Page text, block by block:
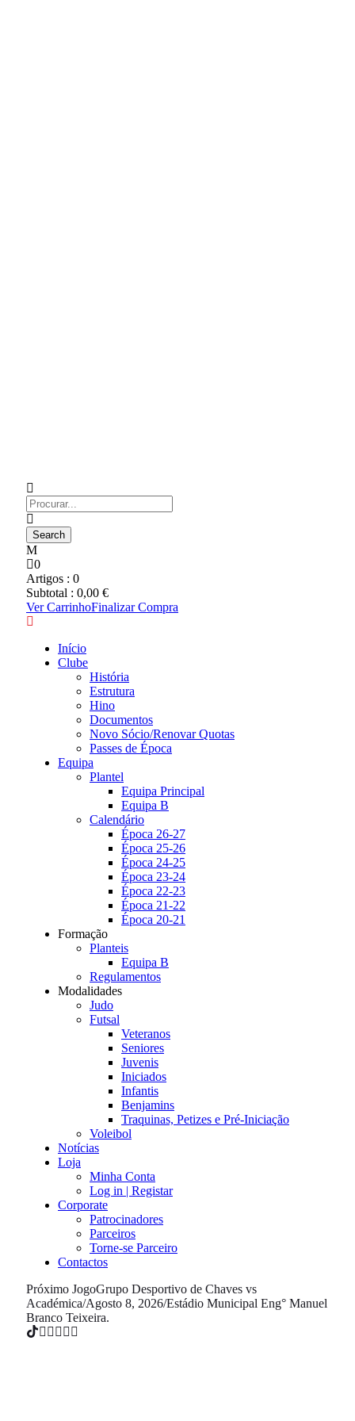
0
Artigos : 0
Subtotal : 0,00 €
Ver CarrinhoFinalizar Compra
Início
Clube
História
Estrutura
Hino
Documentos
Novo Sócio/Renovar Quotas
Passes de Época
Equipa
Plantel
Equipa Principal
Equipa B
Calendário
Época 26-27
Época 25-26
Época 24-25
Época 23-24
Época 22-23
Época 21-22
Época 20-21
Formação
Planteis
Equipa B
Regulamentos
Modalidades
Judo
Futsal
Veteranos
Seniores
Juvenis
Iniciados
Infantis
Benjamins
Traquinas, Petizes e Pré-Iniciação
Voleibol
Notícias
Loja
Minha Conta
Log in | Registar
Corporate
Patrocinadores
Parceiros
Torne-se Parceiro
Contactos
Próximo JogoGrupo Desportivo de Chaves vs
Académica/Agosto 8, 2026/Estádio Municipal Eng° Manuel
Branco Teixeira.